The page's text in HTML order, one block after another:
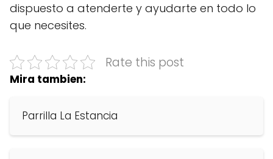
dispuesto a atenderte y ayudarte en todo lo
que necesites.
Rate this post
Mira tambien:
Parrilla La Estancia